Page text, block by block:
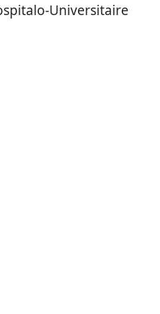
Universitaire